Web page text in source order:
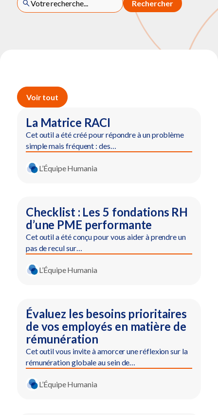
Rechercher
Voir tout
La Matrice RACI
Cet outil a été créé pour répondre à un problème
simple mais fréquent : des…
L’Équipe Humania
Checklist : Les 5 fondations RH
d’une PME performante
Cet outil a été conçu pour vous aider à prendre un
pas de recul sur…
L’Équipe Humania
Évaluez les besoins prioritaires
de vos employés en matière de
rémunération
Cet outil vous invite à amorcer une réflexion sur la
rémunération globale au sein de…
L’Équipe Humania